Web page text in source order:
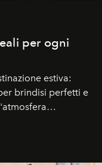
per ogni
estiva:
brindisi perfetti e